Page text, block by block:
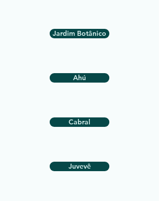
Jardim Botânico
Ahú
Cabral
Juvevê